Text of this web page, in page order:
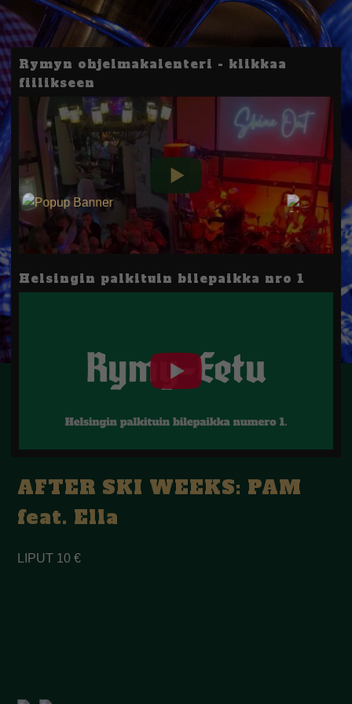
Rymyn ohjelmakalenteri - klikkaa
fiilikseen
Helsingin palkituin bilepaikka nro 1
AFTER SKI WEEKS: PAM
feat. Ella
LIPUT 10 €